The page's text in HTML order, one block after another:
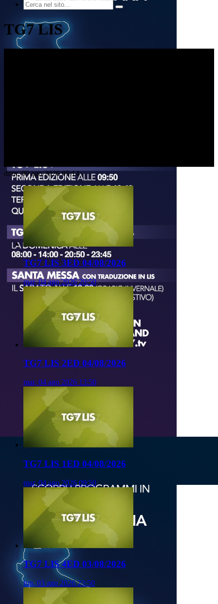
TG7 LIS
dom, 09 ago 2026 05:14
TG7 LIS 3ED 04/08/2026
mar, 04 ago 2026 20:50
TG7 LIS 2ED 04/08/2026
mar, 04 ago 2026 13:50
TG7 LIS 1ED 04/08/2026
mar, 04 ago 2026 09:50
TG7 LIS 4ED 03/08/2026
lun, 03 ago 2026 23:50